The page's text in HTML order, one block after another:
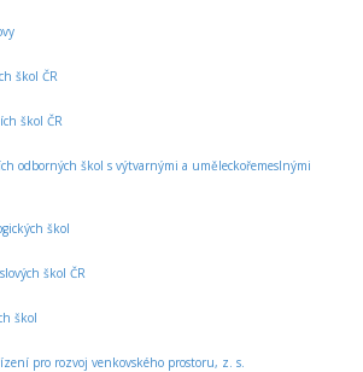
škol ČR
škol ČR
odborných škol s výtvarnými a uměleckořemeslnými
škol
škol ČR
škol
pro rozvoj venkovského prostoru, z. s.